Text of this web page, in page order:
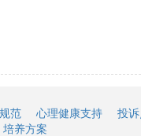
范 心理健康支持 投
培养方案